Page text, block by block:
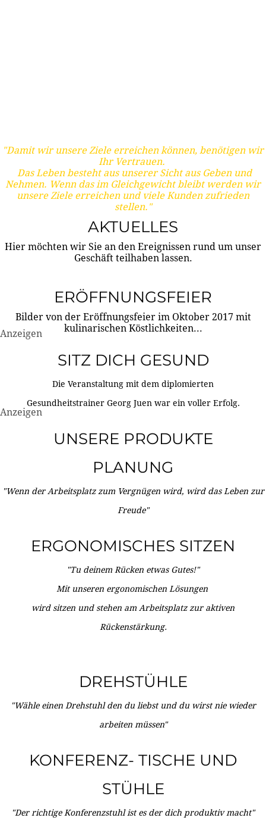
"Damit wir unsere Ziele erreichen können, benötigen wir
Ihr Vertrauen.
Das Leben besteht aus unserer Sicht aus Geben und
Nehmen. Wenn das im Gleichgewicht bleibt werden wir
unsere Ziele erreichen und viele Kunden zufrieden
stellen."
AKTUELLES
Hier möchten wir Sie an den Ereignissen rund um unser
Geschäft teilhaben lassen.
ERÖFFNUNGSFEIER
Bilder von der Eröffnungsfeier im Oktober 2017 mit
kulinarischen Köstlichkeiten...
Anzeigen
SITZ DICH GESUND
Die Veranstaltung mit dem diplomierten
Gesundheitstrainer Georg Juen war ein voller Erfolg.
Anzeigen
UNSERE PRODUKTE
PLANUNG
"Wenn der Arbeitsplatz zum Vergnügen wird, wird das Leben zur
Freude"
ERGONOMISCHES SITZEN
"Tu deinem Rücken etwas Gutes!"
Mit unseren ergonomischen Lösungen
wird sitzen und stehen am Arbeitsplatz zur aktiven
Rückenstärkung.
DREHSTÜHLE
"Wähle einen Drehstuhl den du liebst und du wirst nie wieder
arbeiten müssen"
KONFERENZ- TISCHE UND
STÜHLE
"Der richtige Konferenzstuhl ist es der dich produktiv macht"